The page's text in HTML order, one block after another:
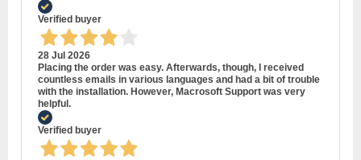
Verified buyer
28 Jul 2026
Placing the order was easy. Afterwards, though, I received
countless emails in various languages and had a bit of trouble
with the installation. However, Macrosoft Support was very
helpful.
Verified buyer